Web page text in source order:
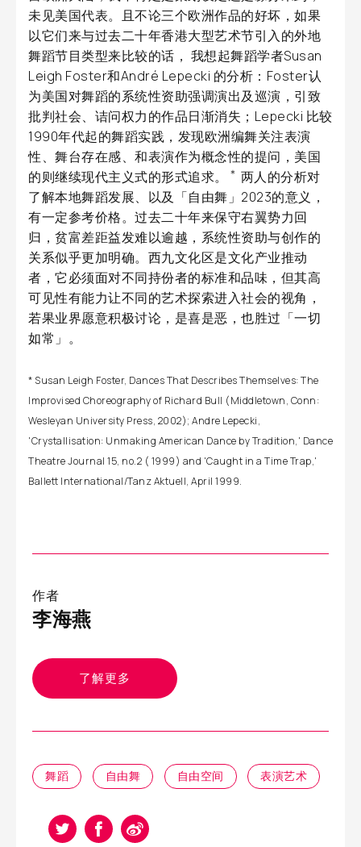
未见美国代表。且不论三个欧洲作品的好坏，如果
以它们来与过去二十年香港大型艺术节引入的外地
舞蹈节目类型来比较的话， 我想起舞蹈学者Susan
Leigh Foster和André Lepecki 的分析：Foster认
为美国对舞蹈的系统性资助强调演出及巡演，引致
批判社会、诘问权力的作品日渐消失；Lepecki 比较
1990年代起的舞蹈实践，发现欧洲编舞关注表演
性、舞台存在感、和表演作为概念性的提问，美国
的则继续现代主义式的形式追求。
＊ 两人的分析对
了解本地舞蹈发展、以及「自由舞」2023的意义，
有一定参考价格。过去二十年来保守右翼势力回
归，贫富差距益发难以逾越，系统性资助与创作的
关系似乎更加明确。西九文化区是文化产业推动
者，它必须面对不同持份者的标准和品味，但其高
可见性有能力让不同的艺术探索进入社会的视角，
若果业界愿意积极讨论，是喜是恶，也胜过「一切
如常」。
* Susan Leigh Foster, Dances That Describes Themselves: The
Improvised Choreography of Richard Bull (Middletown, Conn:
Wesleyan University Press, 2002); Andre Lepecki,
'Crystallisation: Unmaking American Dance by Tradition,' Dance
Theatre Journal 15, no.2 ( 1999) and 'Caught in a Time Trap,'
Ballett International/Tanz Aktuell, April 1999.
作者
李海燕
了解更多
舞蹈 自由舞 自由空间 表演艺术